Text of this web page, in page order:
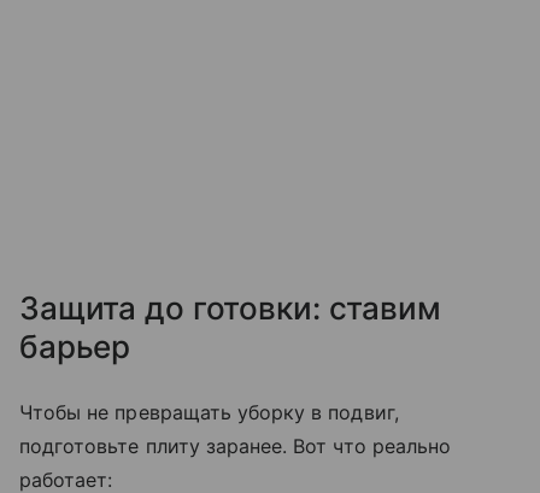
Защита до готовки: ставим
барьер
Чтобы не превращать уборку в подвиг,
подготовьте плиту заранее. Вот что реально
работает: